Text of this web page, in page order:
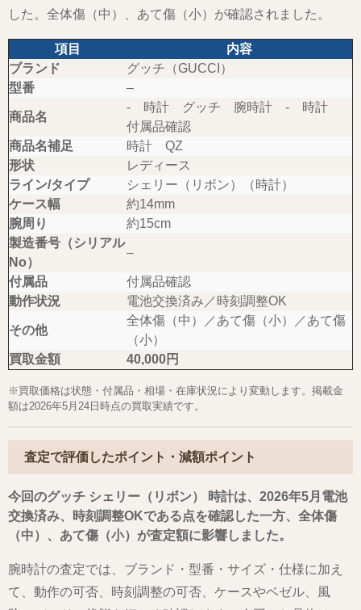
した。全体傷（中）、あて傷（小）が確認されました。
項目
内容
ブランド
グッチ（GUCCI）
型番
–
商品名
- 時計 グッチ 腕時計 - 時計
付属品確認
商品名補足
時計 QZ
形状
レディース
ライン/タイプ
シェリー（リボン）（時計）
ケース幅
約14mm
腕周り
約15cm
製造番号（シリアル
No）
–
付属品
付属品確認
動作状況
電池交換済み／時刻調整OK
その他
全体傷（中）／あて傷（小）／あて傷
（小）
買取金額
40,000円
※買取価格は状態・付属品・相場・在庫状況により変動します。掲載金
額は2026年5月24日時点の買取実績です。
査定で評価したポイント・減額ポイント
今回のグッチ シェリー（リボン） 時計は、2026年5月電池
交換済み、時刻調整OKである点を確認した一方、全体傷
（中）、あて傷（小）が査定額に影響しました。
腕時計の査定では、ブランド・型番・サイズ・仕様に加え
て、動作の可否、時刻調整の可否、ケースやベゼル、風